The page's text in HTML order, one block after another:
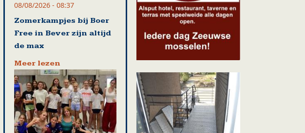
08/08/2026 - 08:37
Zomerkampjes bij Boer
Free in Bever zijn altijd
de max
Meer lezen